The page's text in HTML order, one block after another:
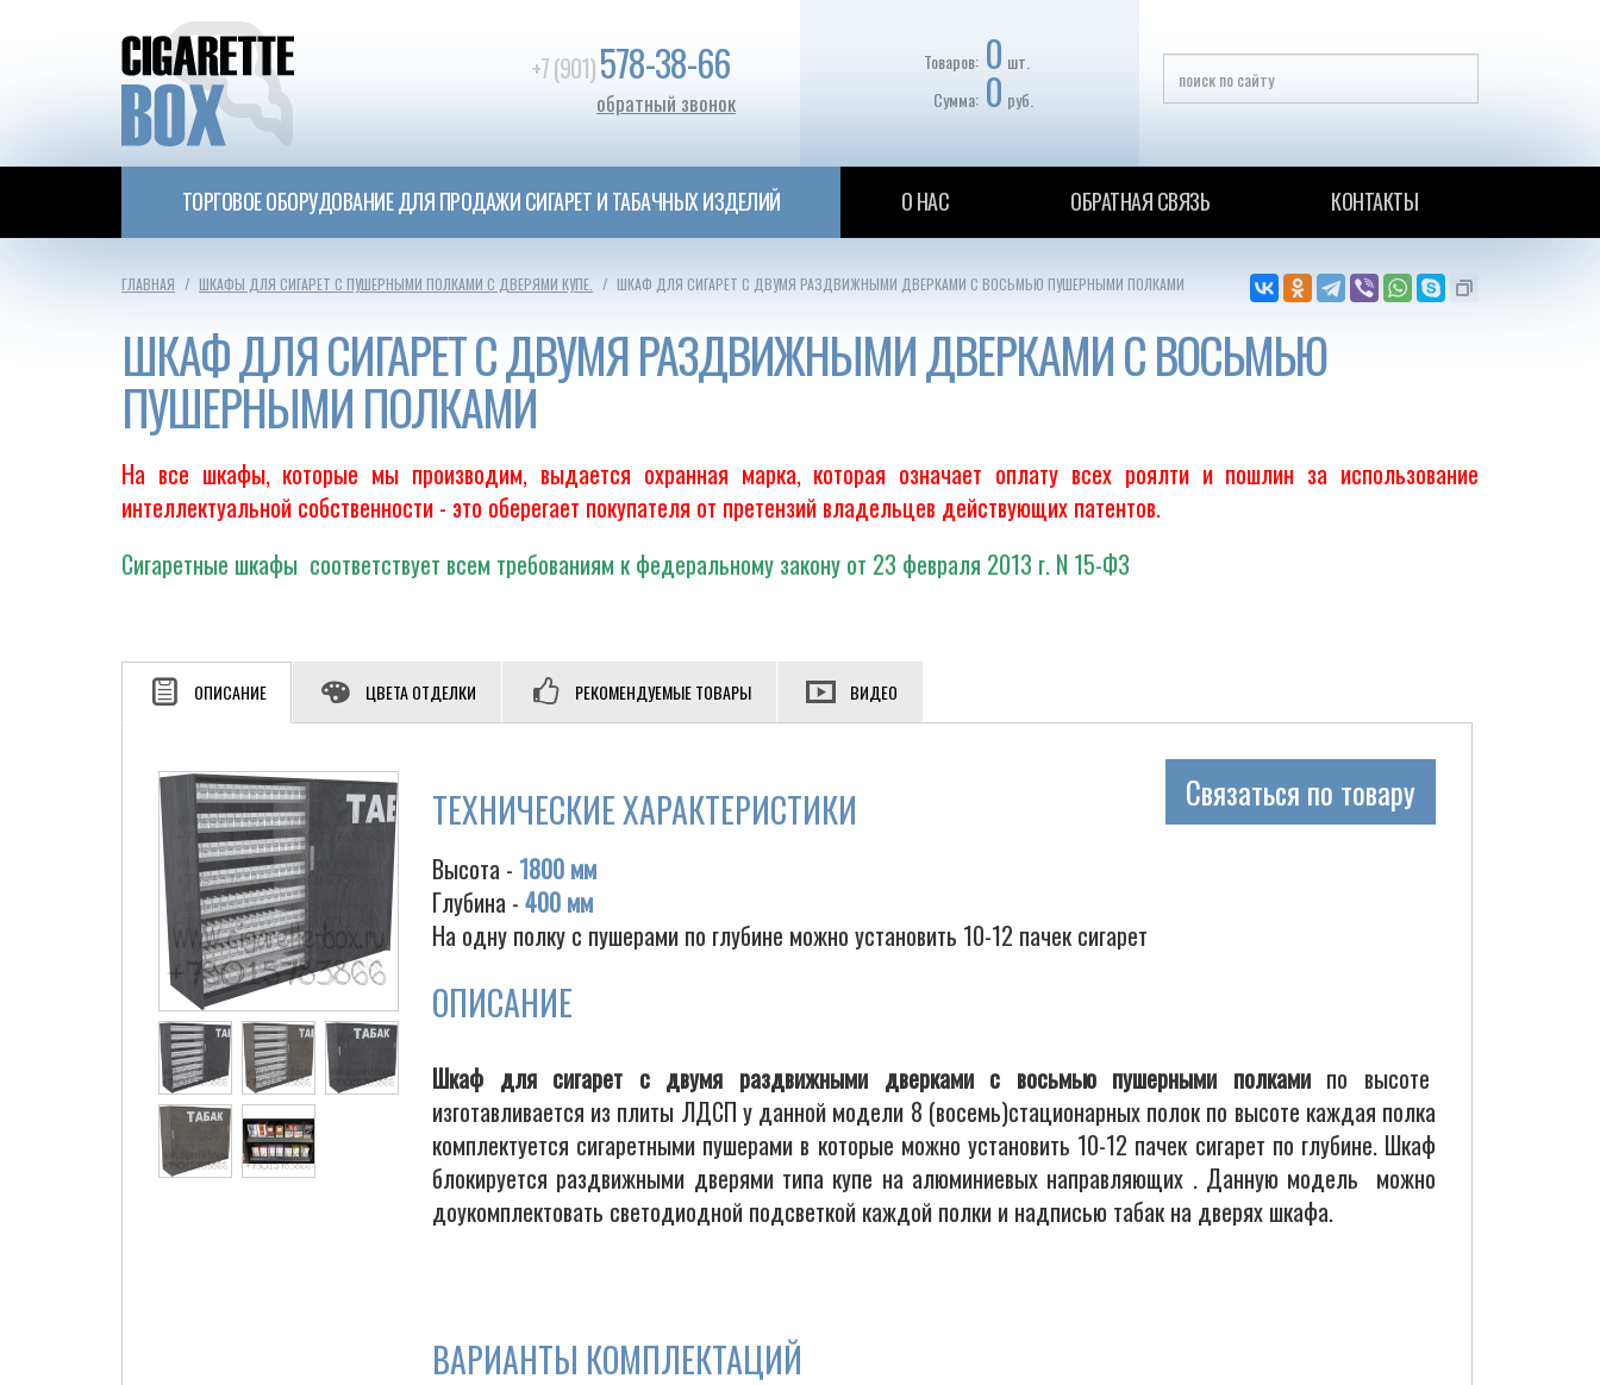
Cigarette Box
+7 (901)578-38-66
обратный звонок
Товаров: 0 шт.
Сумма: 0 руб.
ТОРГОВОЕ ОБОРУДОВАНИЕ ДЛЯ ПРОДАЖИ СИГАРЕТ И ТАБАЧНЫХ ИЗДЕЛИЙ О НАС ОБРАТНАЯ СВЯЗЬ КОНТАКТЫ
ГЛАВНАЯ ШКАФЫ ДЛЯ СИГАРЕТ С ПУШЕРНЫМИ ПОЛКАМИ С ДВЕРЯМИ КУПЕ. ШКАФ ДЛЯ СИГАРЕТ С ДВУМЯ РАЗДВИЖНЫМИ ДВЕРКАМИ С ВОСЬМЬЮ ПУШЕРНЫМИ ПОЛКАМИ
ШКАФ ДЛЯ СИГАРЕТ С ДВУМЯ РАЗДВИЖНЫМИ ДВЕРКАМИ С ВОСЬМЬЮ
ПУШЕРНЫМИ ПОЛКАМИ
На все шкафы, которые мы производим, выдается охранная марка, которая означает оплату всех роялти и пошлин за использование
интеллектуальной собственности - это оберегает покупателя от претензий владельцев действующих патентов.
Сигаретные шкафы соответствует всем требованиям к федеральному закону от 23 февраля 2013 г. N 15-ФЗ
ОПИСАНИЕ ЦВЕТА ОТДЕЛКИ РЕКОМЕНДУЕМЫЕ ТОВАРЫ ВИДЕО
Связаться по товару
ТЕХНИЧЕСКИЕ ХАРАКТЕРИСТИКИ
Высота - 1800 мм
Глубина - 400 мм
На одну полку с пушерами по глубине можно установить 10-12 пачек сигарет
ОПИСАНИЕ
Шкаф для сигарет с двумя раздвижными дверками с восьмью пушерными полкамипо высоте
изготавливается из плиты ЛДСП у данной модели 8 (восемь)стационарных полок по высоте каждая полка
комплектуется сигаретными пушерами в которые можно установить 10-12 пачек сигарет по глубине. Шкаф
блокируется раздвижными дверями типа купе на алюминиевых направляющих . Данную модель можно
доукомплектовать светодиодной подсветкой каждой полки и надписью табак на дверях шкафа.
ВАРИАНТЫ КОМПЛЕКТАЦИЙ